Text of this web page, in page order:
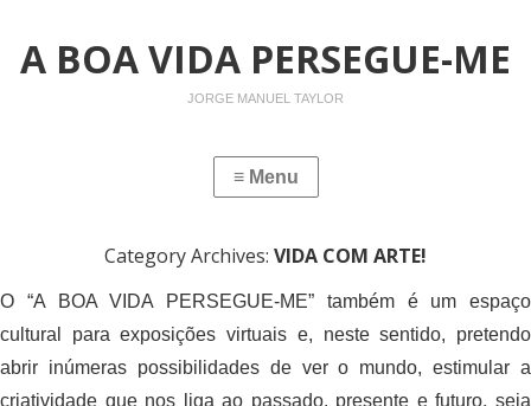
A BOA VIDA PERSEGUE-ME
JORGE MANUEL TAYLOR
Category Archives: VIDA COM ARTE!
O “A BOA VIDA PERSEGUE-ME” também é um espaço
cultural para exposições virtuais e, neste sentido, pretendo
abrir inúmeras possibilidades de ver o mundo, estimular a
criatividade que nos liga ao passado, presente e futuro, seja